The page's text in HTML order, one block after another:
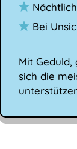
Bei
Mit
sich die